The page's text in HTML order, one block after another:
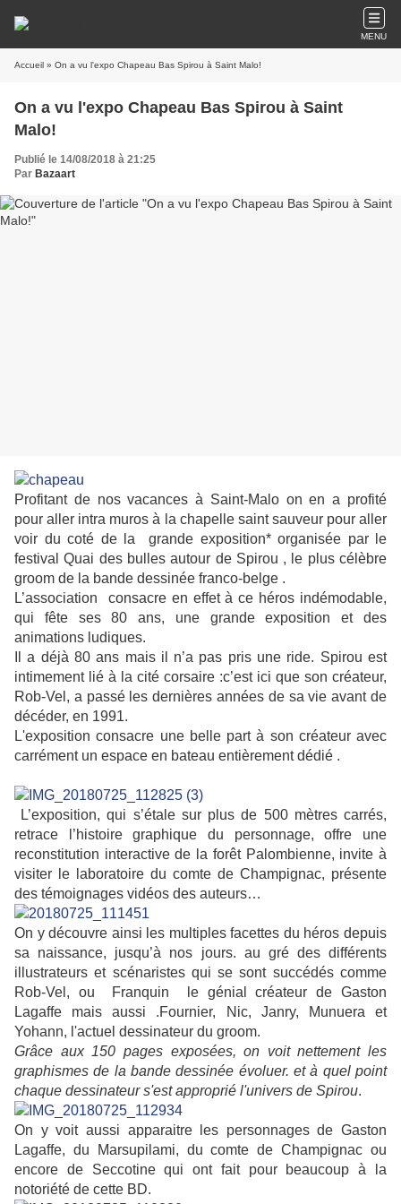
MENU
Accueil » On a vu l'expo Chapeau Bas Spirou à Saint Malo!
On a vu l'expo Chapeau Bas Spirou à Saint
Malo!
Publié le 14/08/2018 à 21:25
Par Bazaart
Profitant de nos vacances à Saint-Malo on en a profité
pour aller intra muros à la chapelle saint sauveur pour aller
voir du coté de la grande exposition* organisée par le
festival Quai des bulles autour de Spirou , le plus célèbre
groom de la bande dessinée franco-belge .
L’association consacre en effet à ce héros indémodable,
qui fête ses 80 ans, une grande exposition et des
animations ludiques.
Il a déjà 80 ans mais il n’a pas pris une ride. Spirou est
intimement lié à la cité corsaire :c’est ici que son créateur,
Rob-Vel, a passé les dernières années de sa vie avant de
décéder, en 1991.
L'exposition consacre une belle part à son créateur avec
carrément un espace en bateau entièrement dédié .
L’exposition, qui s’étale sur plus de 500 mètres carrés,
retrace l’histoire graphique du personnage, offre une
reconstitution interactive de la forêt Palombienne, invite à
visiter le laboratoire du comte de Champignac, présente
des témoignages vidéos des auteurs…
On y découvre ainsi les multiples facettes du héros depuis
sa naissance, jusqu’à nos jours. au gré des différents
illustrateurs et scénaristes qui se sont succédés comme
Rob-Vel, ou Franquin le génial créateur de Gaston
Lagaffe mais aussi .Fournier, Nic, Janry, Munuera et
Yohann, l'actuel dessinateur du groom.
Grâce aux 150 pages exposées, on voit nettement les
graphismes de la bande dessinée évoluer. et à quel point
chaque dessinateur s'est approprié l'univers de Spirou.
On y voit aussi apparaitre les personnages de Gaston
Lagaffe, du Marsupilami, du comte de Champignac ou
encore de Seccotine qui ont fait pour beaucoup à la
notoriété de cette BD.